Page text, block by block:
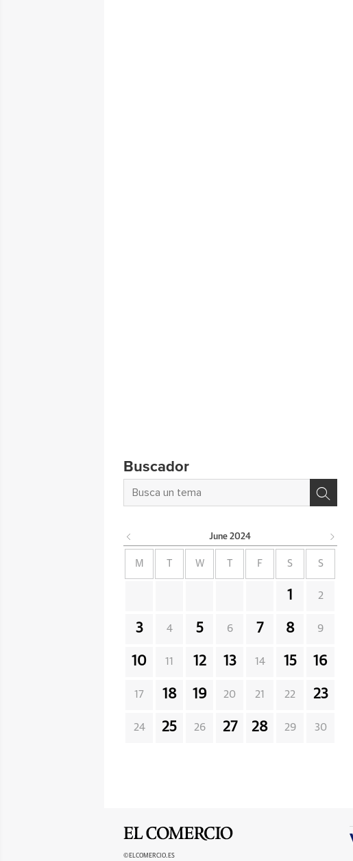
Buscador
June 2024
M W F S S
1 2
3 4 5 6 7 8 9
10 11 12 13 14 15 16
17 18 19 20 21 22 23
24 25 26 27 28 29 30
©ELCOMERCIO.ES